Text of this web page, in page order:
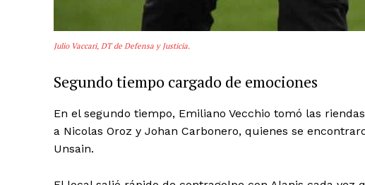
Julio Vaccari, DT de Defensa y Justicia.
Segundo tiempo cargado de emociones
En el segundo tiempo, Emiliano Vecchio tomó las
a Nicolas Oroz y Johan Carbonero, quienes se
Unsain.